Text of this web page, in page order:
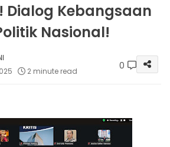
Dialog Kebangsaan
Nasional!
2 minute read 0